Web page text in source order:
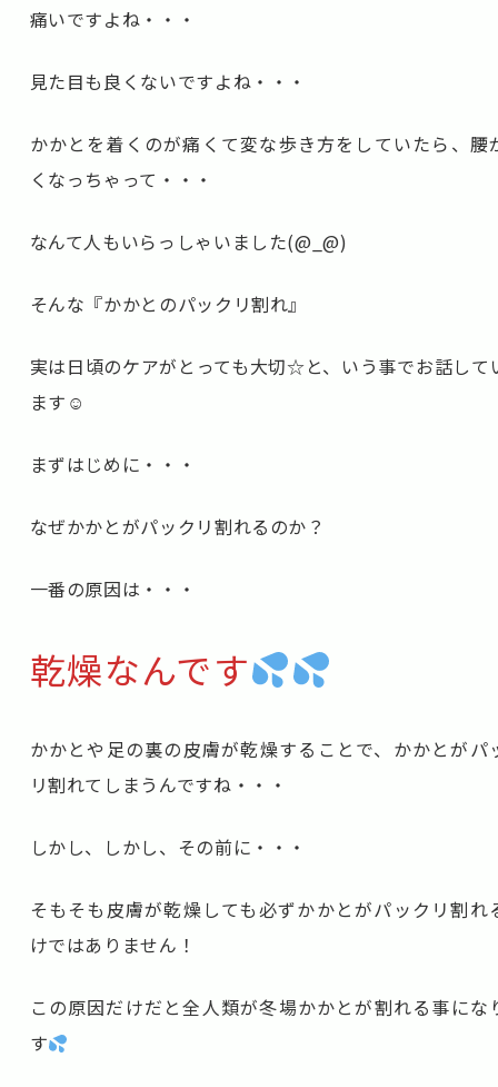
痛いですよね・・・
見た目も良くないですよね・・・
かかとを着くのが痛くて変な歩き方をしていたら、腰
くなっちゃって・・・
なんて人もいらっしゃいました(@_@)
そんな『かかとのパックリ割れ』
実は日頃のケアがとっても大切☆と、いう事でお話して
ます☺
まずはじめに・・・
なぜかかとがパックリ割れるのか？
一番の原因は・・・
乾燥なんです
かかとや足の裏の皮膚が乾燥することで、かかとがパ
リ割れてしまうんですね・・・
しかし、しかし、その前に・・・
そもそも皮膚が乾燥しても必ずかかとがパックリ割れ
けではありません！
この原因だけだと全人類が冬場かかとが割れる事にな
す